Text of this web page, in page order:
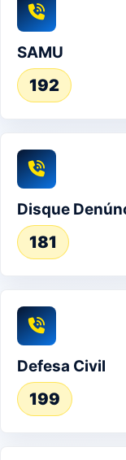
SAMU
192
Disque
181
Defesa Civil
199